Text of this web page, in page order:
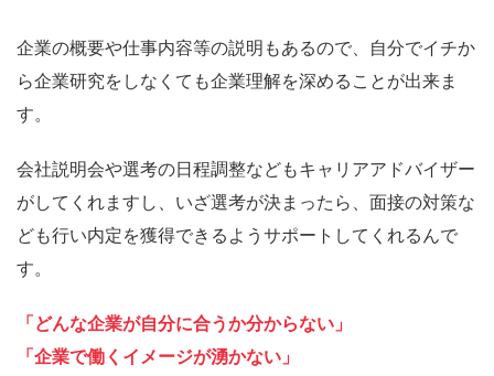
企業の概要や仕事内容等の説明もあるので、自分でイチか
ら企業研究をしなくても企業理解を深めることが出来ま
す。
会社説明会や選考の日程調整などもキャリアアドバイザー
がしてくれますし、いざ選考が決まったら、面接の対策な
ども行い内定を獲得できるようサポートしてくれるんで
す。
「どんな企業が自分に合うか分からない」
「企業で働くイメージが湧かない」